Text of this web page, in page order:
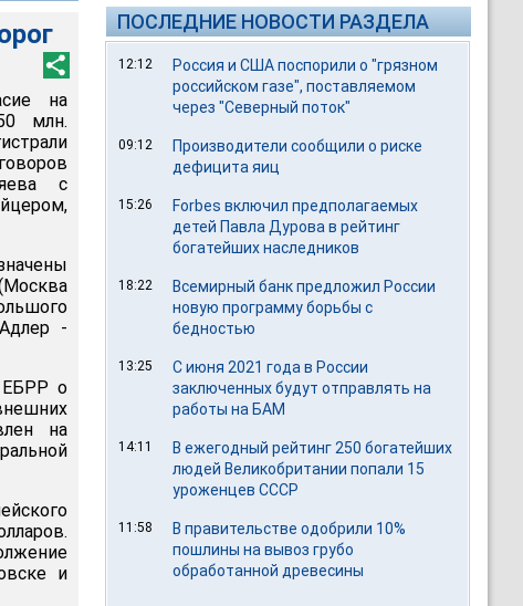
на
млн.
с
-
ЕБРР о
на
и
ПОСЛЕДНИЕ НОВОСТИ РАЗДЕЛА
12:12
Россия и США поспорили о "грязном
российском газе", поставляемом
через "Северный поток"
09:12
Производители сообщили о риске
дефицита яиц
15:26
Forbes включил предполагаемых
детей Павла Дурова в рейтинг
богатейших наследников
18:22
Всемирный банк предложил России
новую программу борьбы с
бедностью
13:25
С июня 2021 года в России
заключенных будут отправлять на
работы на БАМ
14:11
В ежегодный рейтинг 250 богатейших
людей Великобритании попали 15
уроженцев СССР
11:58
В правительстве одобрили 10%
пошлины на вывоз грубо
обработанной древесины